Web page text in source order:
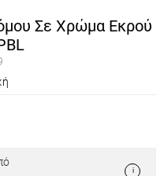
Σε Χρώμα Εκρού